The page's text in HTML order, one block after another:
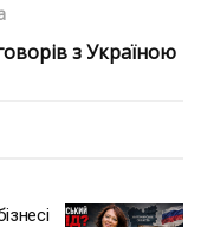
з Україною